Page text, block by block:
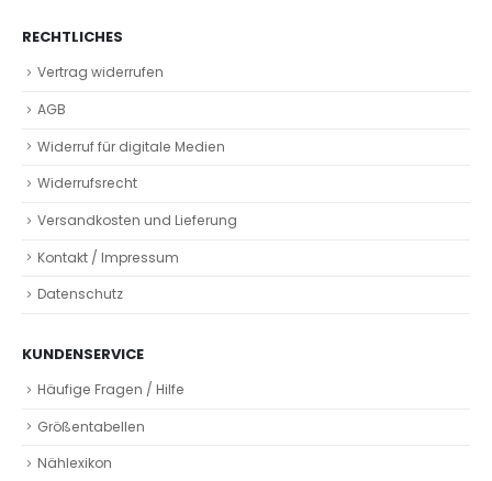
RECHTLICHES
Vertrag widerrufen
AGB
Widerruf für digitale Medien
Widerrufsrecht
Versandkosten und Lieferung
Kontakt / Impressum
Datenschutz
KUNDENSERVICE
Häufige Fragen / Hilfe
Größentabellen
Nählexikon